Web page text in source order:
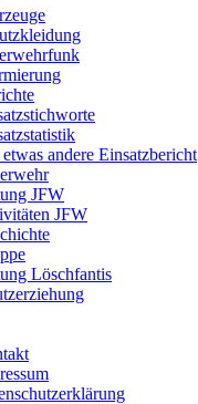
andere Einsatzbericht
JFW
JFW
Löschfantis